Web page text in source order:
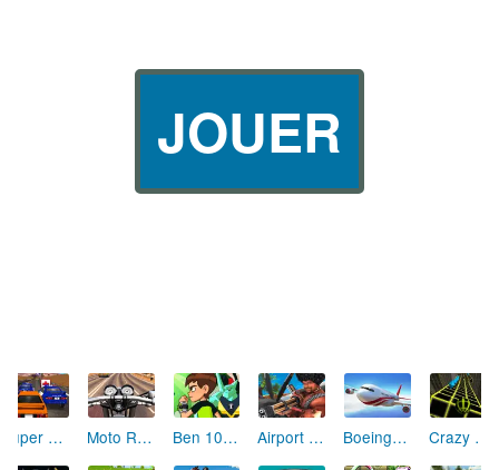
JOUER
Desert Robbery Car Chase Gare la Voiture Crash de Route Touch Down Crowd Lumberjack